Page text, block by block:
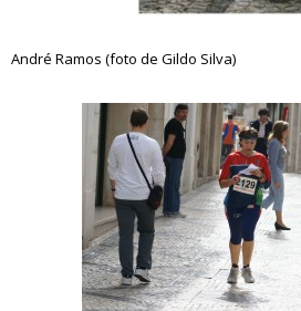
André Ramos (foto de Gildo Silva)